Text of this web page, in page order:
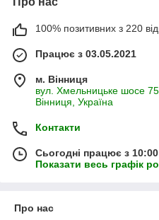
100% позитивних з 220
Працює з 03.05.2021
м. Вінниця
вул. Хмельницьке шосе
Вінниця, Україна
Контакти
Сьогодні працює з
Показати весь графік
Про нас